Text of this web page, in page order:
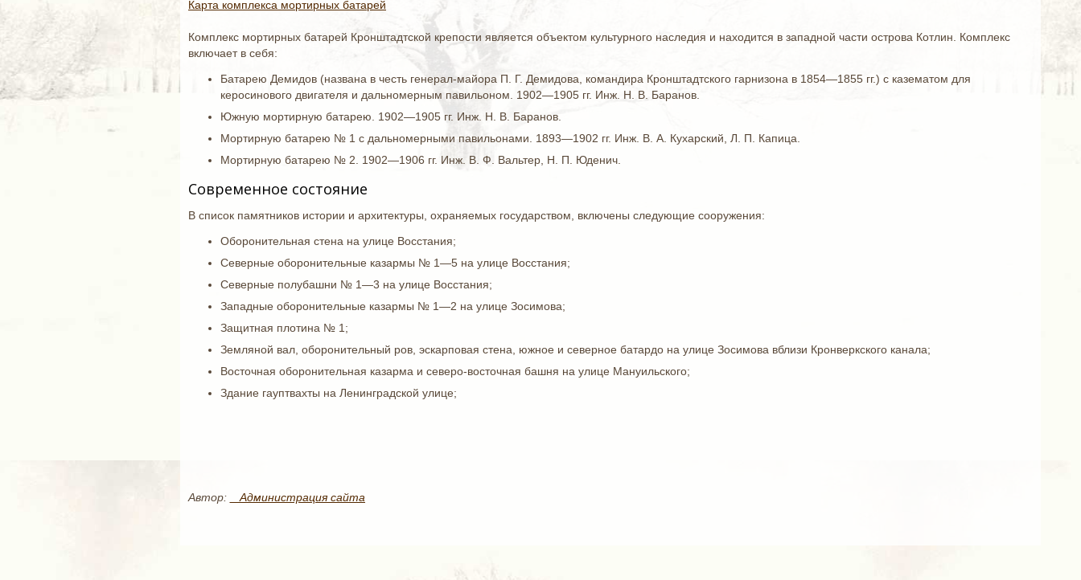
Карта комплекса мортирных батарей
Комплекс мортирных батарей Кронштадтской крепости является объектом культурного наследия и находится в западной части острова Котлин. Комплекс
включает в себя:
Батарею Демидов (названа в честь генерал-майора П. Г. Демидова, командира Кронштадтского гарнизона в 1854—1855 гг.) с казематом для
керосинового двигателя и дальномерным павильоном. 1902—1905 гг. Инж. Н. В. Баранов.
Южную мортирную батарею. 1902—1905 гг. Инж. Н. В. Баранов.
Мортирную батарею № 1 с дальномерными павильонами. 1893—1902 гг. Инж. В. А. Кухарский, Л. П. Капица.
Мортирную батарею № 2. 1902—1906 гг. Инж. В. Ф. Вальтер, Н. П. Юденич.
Современное состояние
В список памятников истории и архитектуры, охраняемых государством, включены следующие сооружения:
Оборонительная стена на улице Восстания;
Северные оборонительные казармы № 1—5 на улице Восстания;
Северные полубашни № 1—3 на улице Восстания;
Западные оборонительные казармы № 1—2 на улице Зосимова;
Защитная плотина № 1;
Земляной вал, оборонительный ров, эскарповая стена, южное и северное батардо на улице Зосимова вблизи Кронверкского канала;
Восточная оборонительная казарма и северо-восточная башня на улице Мануильского;
Здание гауптвахты на Ленинградской улице;
Автор: _ Администрация сайта